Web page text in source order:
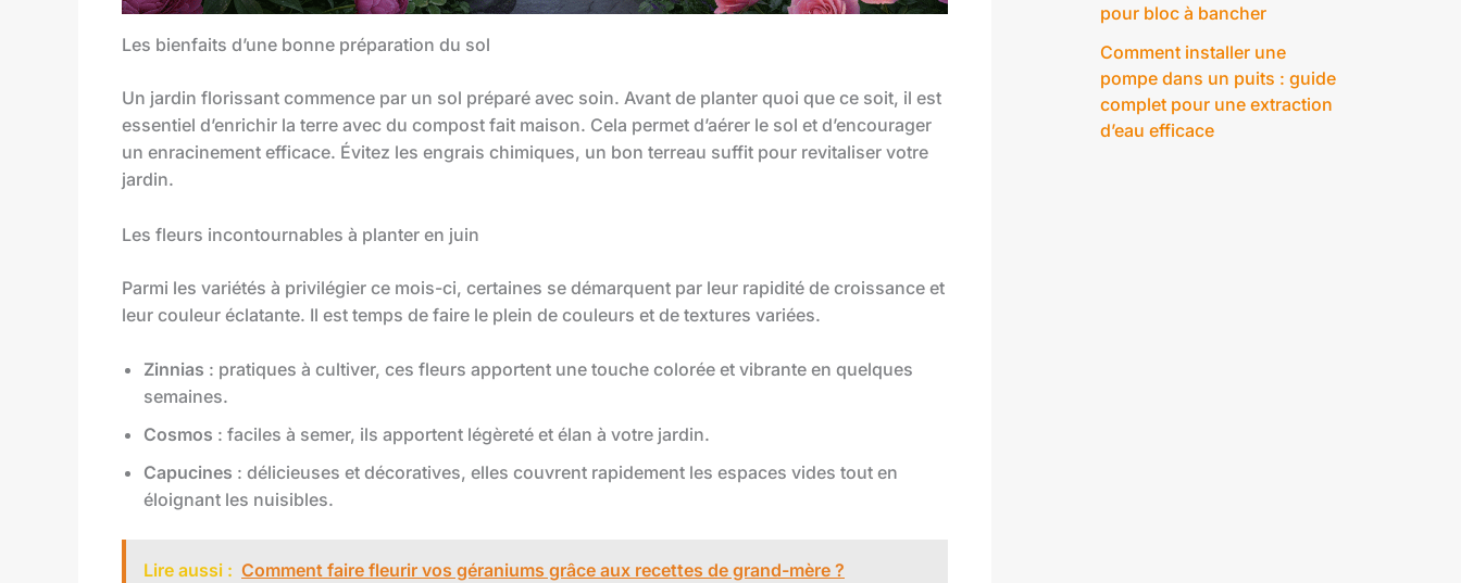
Les bienfaits d’une bonne préparation du sol
Un jardin florissant commence par un sol préparé avec soin. Avant de planter quoi que ce soit, il est
essentiel d’enrichir la terre avec du compost fait maison. Cela permet d’aérer le sol et d’encourager
un enracinement efficace. Évitez les engrais chimiques, un bon terreau suffit pour revitaliser votre
jardin.
Les fleurs incontournables à planter en juin
Parmi les variétés à privilégier ce mois-ci, certaines se démarquent par leur rapidité de croissance et
leur couleur éclatante. Il est temps de faire le plein de couleurs et de textures variées.
Zinnias : pratiques à cultiver, ces fleurs apportent une touche colorée et vibrante en quelques
semaines.
Cosmos : faciles à semer, ils apportent légèreté et élan à votre jardin.
Capucines : délicieuses et décoratives, elles couvrent rapidement les espaces vides tout en
éloignant les nuisibles.
Lire aussi : Comment faire fleurir vos géraniums grâce aux recettes de grand-mère ?
pour bloc à bancher
Comment installer une
pompe dans un puits : guide
complet pour une extraction
d’eau efficace